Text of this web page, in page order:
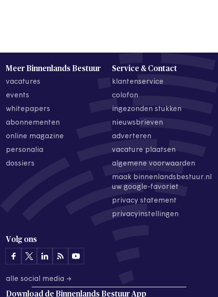
Meer Binnenlands Bestuur
vacatures
events
whitepapers
abonnementen
online magazine
personalia
dossiers
Service & Contact
klantenservice
colofon
ingezonden stukken
nieuwsbrieven
adverteren
vacature plaatsen
algemene voorwaarden
maak binnenlandsbestuur.nl
uw google-favoriet
privacy statement
privacyinstellingen
Volg ons
alle social media →
Download de Binnenlands Bestuur App